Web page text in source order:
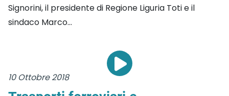
Signorini, il presidente di Regione Liguria Toti e il
sindaco Marco...
10 Ottobre 2018